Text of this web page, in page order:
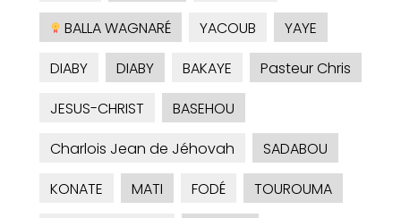
BALLA WAGNARÉ
YACOUB
YAYE
DIABY
DIABY BAKAYE
Pasteur Chris
JESUS-CHRIST
BASEHOU
Charlois Jean de Jéhovah
SADABOU
KONATE
MATI FODÉ
TOUROUMA